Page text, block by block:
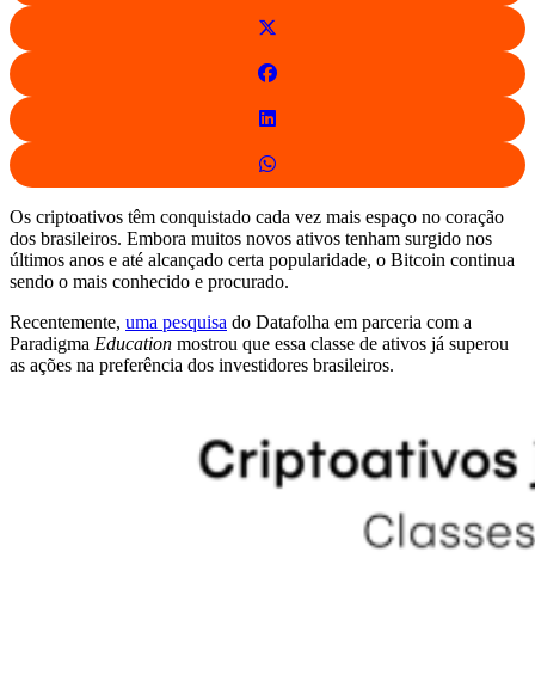
Os criptoativos têm conquistado cada vez mais espaço no coração
dos brasileiros. Embora muitos novos ativos tenham surgido nos
últimos anos e até alcançado certa popularidade, o Bitcoin continua
sendo o mais conhecido e procurado.
Recentemente, uma pesquisa do Datafolha em parceria com a
Paradigma Education mostrou que essa classe de ativos já superou
as ações na preferência dos investidores brasileiros.